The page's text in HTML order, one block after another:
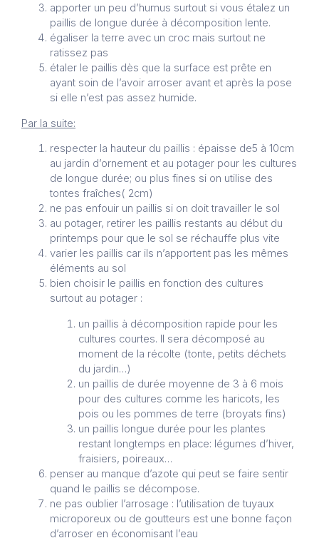
apporter un peu d’humus surtout si vous étalez un
paillis de longue durée à décomposition lente.
égaliser la terre avec un croc mais surtout ne
ratissez pas
étaler le paillis dès que la surface est prête en
ayant soin de l’avoir arroser avant et après la pose
si elle n’est pas assez humide.
Par la suite:
respecter la hauteur du paillis : épaisse de5 à 10cm
au jardin d’ornement et au potager pour les cultures
de longue durée; ou plus fines si on utilise des
tontes fraîches( 2cm)
ne pas enfouir un paillis si on doit travailler le sol
au potager, retirer les paillis restants au début du
printemps pour que le sol se réchauffe plus vite
varier les paillis car ils n’apportent pas les mêmes
éléments au sol
bien choisir le paillis en fonction des cultures
surtout au potager :
un paillis à décomposition rapide pour les
cultures courtes. Il sera décomposé au
moment de la récolte (tonte, petits déchets
du jardin…)
un paillis de durée moyenne de 3 à 6 mois
pour des cultures comme les haricots, les
pois ou les pommes de terre (broyats fins)
un paillis longue durée pour les plantes
restant longtemps en place: légumes d’hiver,
fraisiers, poireaux…
penser au manque d’azote qui peut se faire sentir
quand le paillis se décompose.
ne pas oublier l’arrosage : l’utilisation de tuyaux
microporeux ou de goutteurs est une bonne façon
d’arroser en économisant l’eau